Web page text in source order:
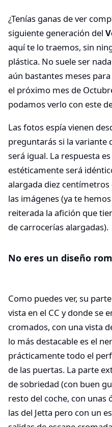
¿Tenías ganas de ver
siguiente generación del
aquí te lo traemos, sin
plástica. No suele ser
aún bastantes meses
el próximo mes de
podamos verlo con este
Las fotos espía vienen
preguntarás si la variante
será igual. La respuesta
estéticamente será
alargada diez
las imágenes (ya te
reiterada la afición que
de carrocerías alargadas).
No eres un diseño
Como puedes ver, su
vista en el CC y donde se
cromados, con una vista
lo más destacable es el
prácticamente todo el
de las puertas. La parte
de sobriedad (con buen
resto del coche, con unas
las del Jetta pero con un